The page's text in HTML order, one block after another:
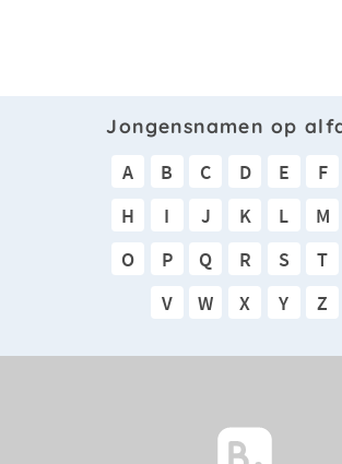
Jongensnamen op
A B C D E F
H
I J K L M
O
P Q R S T
V
W X Y Z